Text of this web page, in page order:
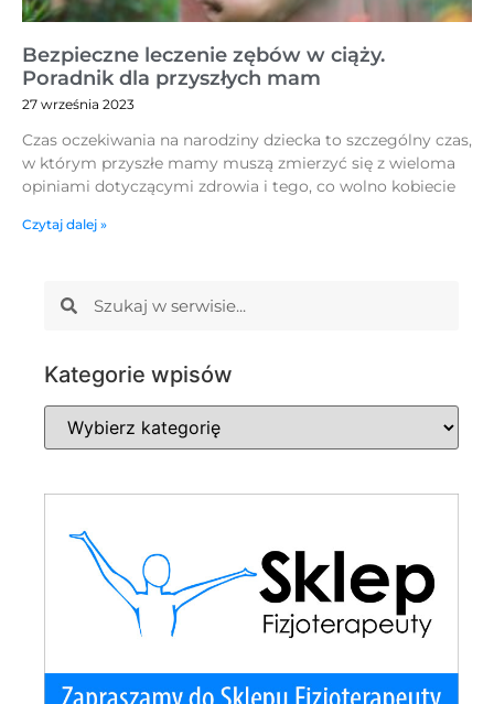
Bezpieczne leczenie zębów w ciąży.
Poradnik dla przyszłych mam
27 września 2023
Czas oczekiwania na narodziny dziecka to szczególny czas,
w którym przyszłe mamy muszą zmierzyć się z wieloma
opiniami dotyczącymi zdrowia i tego, co wolno kobiecie
Czytaj dalej »
Kategorie wpisów